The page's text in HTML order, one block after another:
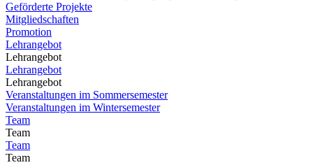
Geförderte Projekte
Mitgliedschaften
Promotion
Lehrangebot
Lehrangebot
Lehrangebot
Lehrangebot
Veranstaltungen im Sommersemester
Veranstaltungen im Wintersemester
Team
Team
Team
Team